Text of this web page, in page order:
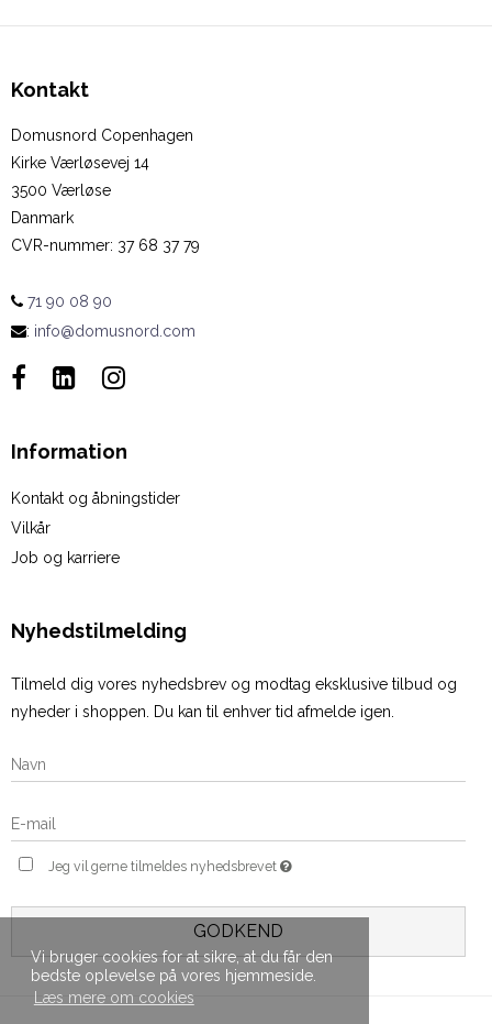
Vi bruger cookies for at sikre, at du får den
bedste oplevelse på vores hjemmeside.
Læs mere om cookies
Kontakt
Domusnord Copenhagen
Kirke Værløsevej 14
3500 Værløse
Danmark
CVR-nummer: 37 68 37 79
71 90 08 90
: info@domusnord.com
Information
Kontakt og åbningstider
Vilkår
Job og karriere
Nyhedstilmelding
Tilmeld dig vores nyhedsbrev og modtag eksklusive tilbud og
nyheder i shoppen. Du kan til enhver tid afmelde igen.
Jeg vil gerne tilmeldes nyhedsbrevet
GODKEND